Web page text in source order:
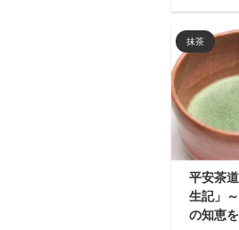
から三千
い栽培技
へ広がっ
代に受け
をわかり
抹茶
平安茶
生記」
の知恵